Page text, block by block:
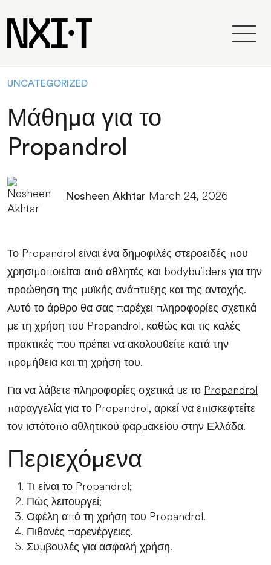
UNCATEGORIZED
Μάθημα για το
Propandrol
Nosheen Akhtar March 24, 2026
Το Propandrol είναι ένα δημοφιλές στεροειδές που
χρησιμοποιείται από αθλητές και bodybuilders για την
προώθηση της μυϊκής ανάπτυξης και της αντοχής.
Αυτό το άρθρο θα σας παρέχει πληροφορίες σχετικά
με τη χρήση του Propandrol, καθώς και τις καλές
πρακτικές που πρέπει να ακολουθείτε κατά την
προμήθεια και τη χρήση του.
Για να λάβετε πληροφορίες σχετικά με το Propandrol
παραγγελίαγια το Propandrol, αρκεί να επισκεφτείτε
τον ιστότοπο αθλητικού φαρμακείου στην Ελλάδα.
Περιεχόμενα
Τι είναι το Propandrol;
Πώς λειτουργεί;
Οφέλη από τη χρήση του Propandrol.
Πιθανές παρενέργειες.
Συμβουλές για ασφαλή χρήση.